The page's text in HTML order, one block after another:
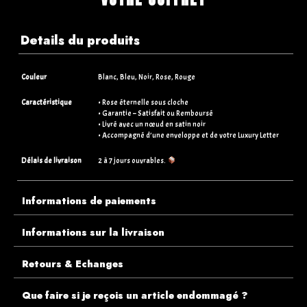
Details du produits
Couleur Blanc, Bleu, Noir, Rose, Rouge
Caractéristique
• Rose éternelle sous cloche
• Garantie – Satisfait ou Remboursé
• Livré avec un nœud en satin noir
• Accompagné d’une enveloppe et de votre Luxury Letter
Délais de livraison 2 à 7 jours ouvrables.
Informations de paiements
Informations sur la livraison
Retours & Echanges
Que faire si je reçois un article endommagé ?